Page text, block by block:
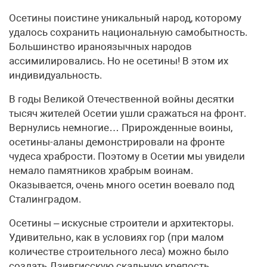
Осетины поистине уникальный народ, которому
удалось сохранить национальную самобытность.
Большинство ираноязычных народов
ассимилировались. Но не осетины! В этом их
индивидуальность.
В годы Великой Отечественной войны десятки
тысяч жителей Осетии ушли сражаться на фронт.
Вернулись немногие… Прирожденные воины,
осетины-аланы демонстрировали на фронте
чудеса храбрости. Поэтому в Осетии мы увидели
немало памятников храбрым воинам.
Оказывается, очень много осетин воевало под
Сталинградом.
Осетины – искусные строители и архитекторы.
Удивительно, как в условиях гор (при малом
количестве строительного леса) можно было